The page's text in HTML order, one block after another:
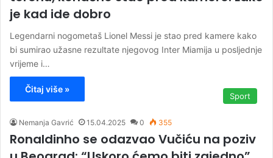
je kad ide dobro
Legendarni nogometaš Lionel Messi je stao pred kamere kako
bi sumirao užasne rezultate njegovog Inter Miamija u posljednje
vrijeme i…
Čitaj više »
Sport
Nemanja Gavrić 15.04.2025 0 355
Ronaldinho se odazvao Vučiću na poziv